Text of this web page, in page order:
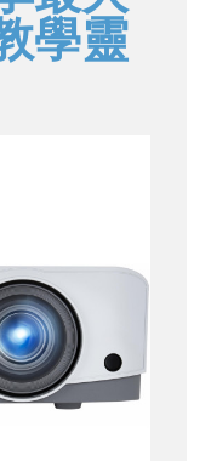
學靈